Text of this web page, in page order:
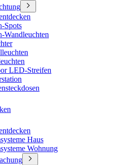
Spots
Wandleuchten
LED-Streifen
Haus
Wohnung